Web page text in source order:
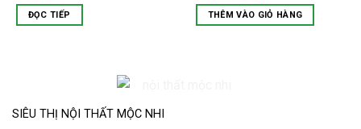
ĐỌC TIẾP THÊM VÀO GIỎ HÀNG
SIÊU THỊ NỘI THẤT MỘC NHI